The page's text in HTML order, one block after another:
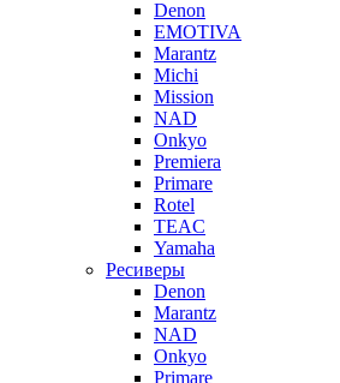
Denon
EMOTIVA
Marantz
Michi
Mission
NAD
Onkyo
Premiera
Primare
Rotel
TEAC
Yamaha
Ресиверы
Denon
Marantz
NAD
Onkyo
Primare